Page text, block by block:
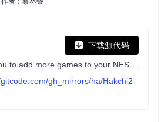
下载源代码
gh_mirrors/ha/Hakchi2-